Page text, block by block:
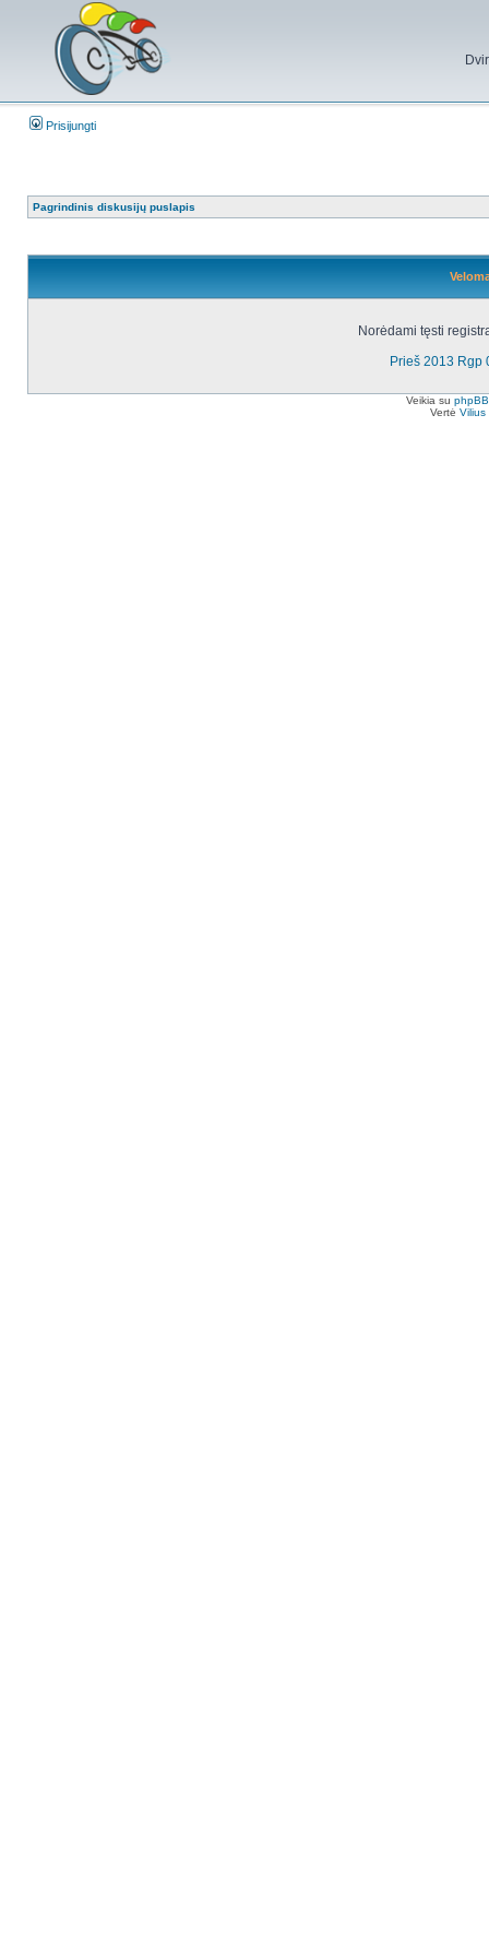
Prisijungti
Pagrindinis diskusijų puslapis
Norėdami tęsti
Prieš 2013 Rgp
Veikia su phpBB
Vertė Vilius